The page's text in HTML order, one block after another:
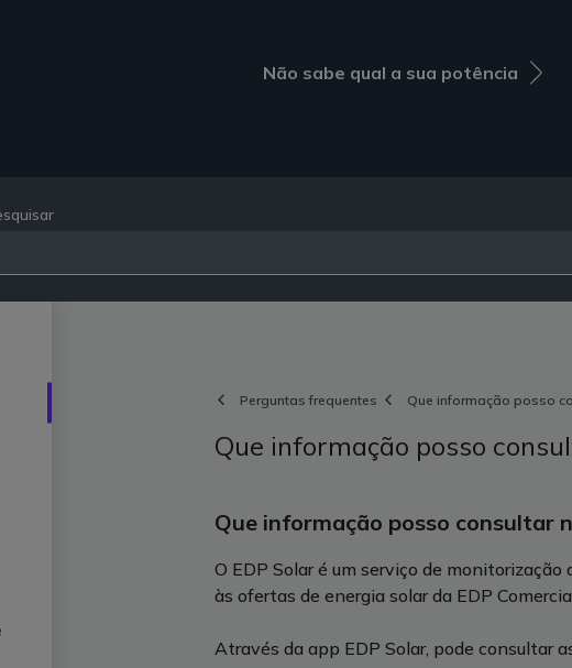
Não sabe qual a sua potência
Perguntas frequentes Que informação posso
Que informação posso
Que informação posso consultar
O EDP Solar é um serviço de
às ofertas de energia solar da EDP
Através da app EDP Solar, pode consultar